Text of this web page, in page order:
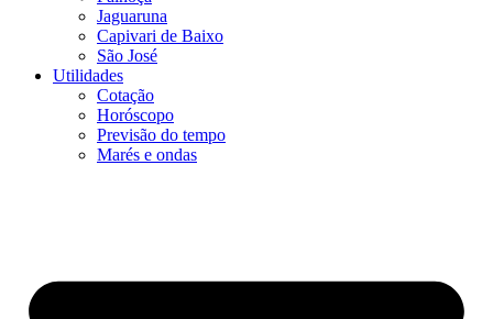
Jaguaruna
Capivari de Baixo
São José
Utilidades
Cotação
Horóscopo
Previsão do tempo
Marés e ondas